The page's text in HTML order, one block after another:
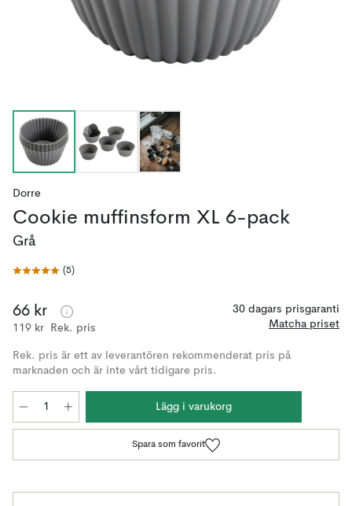
Dorre
Cookie muffinsform XL 6-pack
Grå
(5)
66 kr
119 kr Rek. pris
30 dagars prisgaranti
Matcha priset
Rek. pris är ett av leverantören rekommenderat pris på
marknaden och är inte vårt tidigare pris.
Lägg i varukorg
Spara som favorit